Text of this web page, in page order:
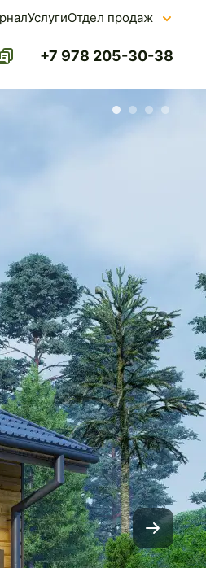
УслугиОтдел продаж
+7 978 205-30-38